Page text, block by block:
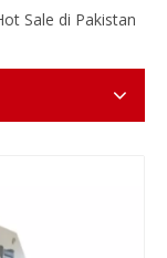
Sale di Pakistan